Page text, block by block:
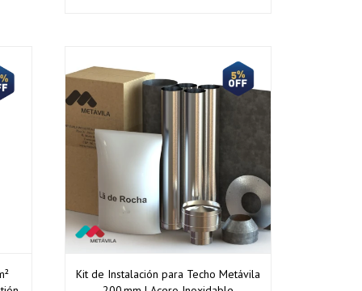
Kit de Instalación para Techo Metávila